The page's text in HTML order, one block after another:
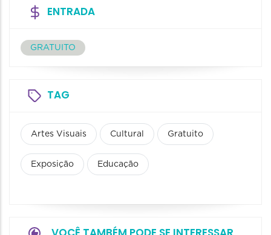
ENTRADA
GRATUITO
TAG
Artes Visuais Cultural Gratuito
Exposição Educação